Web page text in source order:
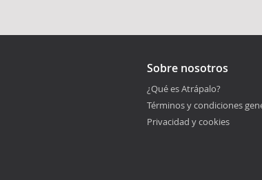
Sobre nosotros
¿Qué es Atrápalo?
Términos y condiciones
Privacidad y cookies